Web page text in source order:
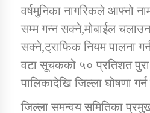
तातोपानी गाउँपालिकाको न्यायिक समिति
तातोपानी गाउँपालिका जुम्लाको महिला तथा
सम्बन्धी सूचना सन्देश
सन्देश
वर्षमुनिका नागरिकले आफ्नो
सम्म गन्न सक्ने,मोबाईल
सक्ने,ट्राफिक नियम पालना
वटा सूचकको ५० प्रतिशत पुरा
पालिकादेखि जिल्ला घोषणा
जिल्ला समन्वय समितिका